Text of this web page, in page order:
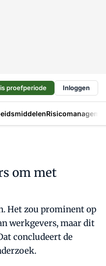
proefperiode Inloggen
om met
Het zou prominent op
werkgevers, maar dit
concludeert de